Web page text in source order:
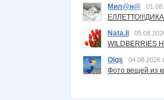
Мил@н@
Nata.li
Olgs
04.08.2026
Фото вещей из